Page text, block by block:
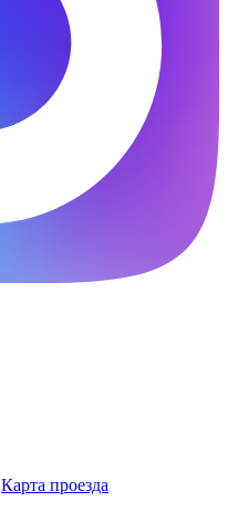
Карта проезда